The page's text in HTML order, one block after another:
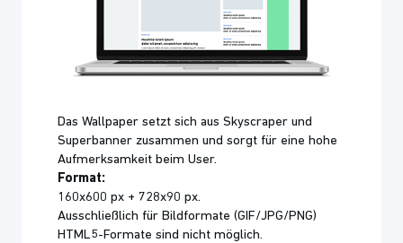
Das Wallpaper setzt sich aus Skyscraper und
Superbanner zusammen und sorgt für eine hohe
Aufmerksamkeit beim User.
Format:
160x600 px + 728x90 px.
Ausschließlich für Bildformate (GIF/JPG/PNG)
HTML5-Formate sind nicht möglich.